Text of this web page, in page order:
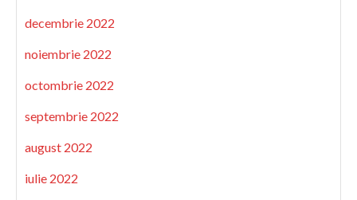
decembrie 2022
noiembrie 2022
octombrie 2022
septembrie 2022
august 2022
iulie 2022